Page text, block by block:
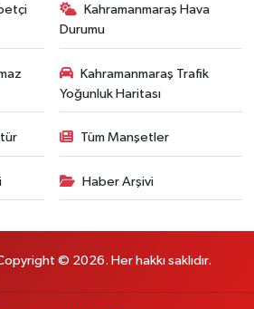
Kahramanmaraş Hava
Durumu
Kahramanmaraş Trafik
Yoğunluk Haritası
Tüm Manşetler
Haber Arşivi
© 2026. Her hakkı saklıdır.